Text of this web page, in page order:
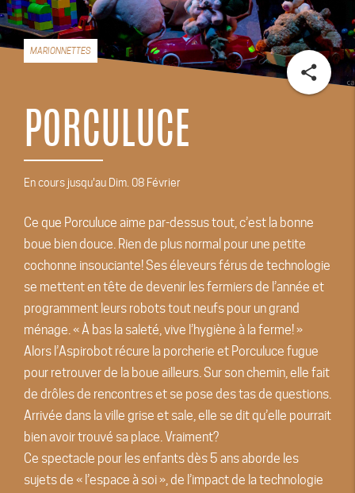
MARIONNETTES
share
PORCULUCE
En cours jusqu'au Dim. 08 Février
Ce que Porculuce aime par-dessus tout, c’est la bonne
boue bien douce. Rien de plus normal pour une petite
cochonne insouciante! Ses éleveurs férus de technologie
se mettent en tête de devenir les fermiers de l’année et
programment leurs robots tout neufs pour un grand
ménage. « À bas la saleté, vive l’hygiène à la ferme! »
Alors l’Aspirobot récure la porcherie et Porculuce fugue
pour retrouver de la boue ailleurs. Sur son chemin, elle fait
de drôles de rencontres et se pose des tas de questions.
Arrivée dans la ville grise et sale, elle se dit qu’elle pourrait
bien avoir trouvé sa place. Vraiment?
Ce spectacle pour les enfants dès 5 ans aborde les
sujets de « l’espace à soi », de l’impact de la technologie